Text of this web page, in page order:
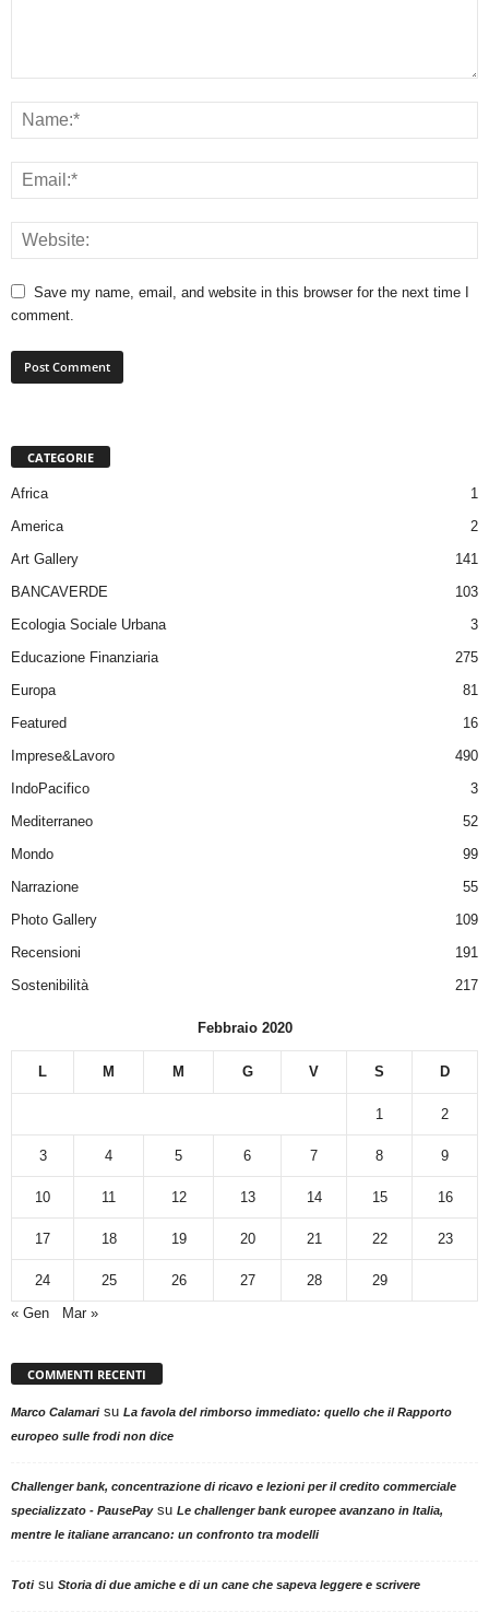
Save my name, email, and website in this browser for the next time I
comment.
CATEGORIE
Africa
1
America
2
Art Gallery
141
BANCAVERDE
103
Ecologia Sociale Urbana
3
Educazione Finanziaria
275
Europa
81
Featured
16
Imprese&Lavoro
490
IndoPacifico
3
Mediterraneo
52
Mondo
99
Narrazione
55
Photo Gallery
109
Recensioni
191
Sostenibilità
217
Febbraio 2020
L M M G V S D
1 2
3 4 5 6 7 8 9
10 11 12 13 14 15 16
17 18 19 20 21 22 23
24 25 26 27 28
29
« Gen
Mar »
COMMENTI RECENTI
Marco Calamarisu La favola del rimborso immediato: quello che il Rapporto
europeo sulle frodi non dice
Challenger bank, concentrazione di ricavo e lezioni per il credito commerciale
specializzato - PausePaysu Le challenger bank europee avanzano in Italia,
mentre le italiane arrancano: un confronto tra modelli
Totisu Storia di due amiche e di un cane che sapeva leggere e scrivere